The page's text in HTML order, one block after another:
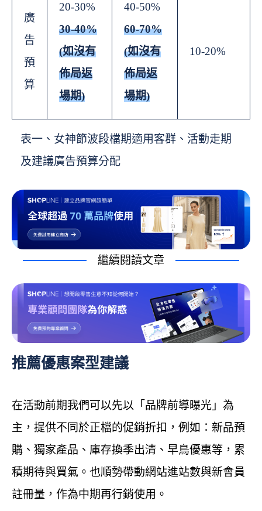
廣
告
預
算
20-30%
30-40%
(如沒有
佈局返
場期)
40-50%
60-70%
(如沒有
佈局返
場期)
10-20%
表一、女神節波段檔期適用客群、活動走期
及建議廣告預算分配
繼續閱讀文章
推薦優惠案型建議
在活動前期我們可以先以「品牌前導曝光」為
主，提供不同於正檔的促銷折扣，例如：新品預
購、獨家產品、庫存換季出清、早鳥優惠等，累
積期待與買氣。也順勢帶動網站進站數與新會員
註冊量，作為中期再行銷使用。